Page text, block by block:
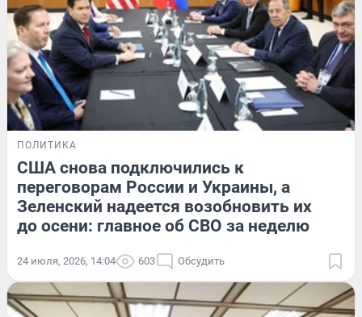
ПОЛИТИКА
США снова подключились к
переговорам России и Украины, а
Зеленский надеется возобновить их
до осени: главное об СВО за неделю
24 июля, 2026, 14:04 603 Обсудить